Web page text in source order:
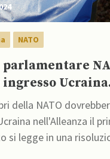
NATO
parlamentare
ingresso Ucraina
della NATO
nell'Alleanza il
si legge in una